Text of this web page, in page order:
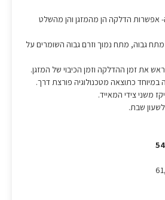
אפשרות הדלקה הן מהמזגן והן מהשלט
גבוה, מתח נמוך וזרם גבוה השומרים על
כתוצאה מטכנולוגיה פורצת דרך.
משני צידי המאייד.
שבת.